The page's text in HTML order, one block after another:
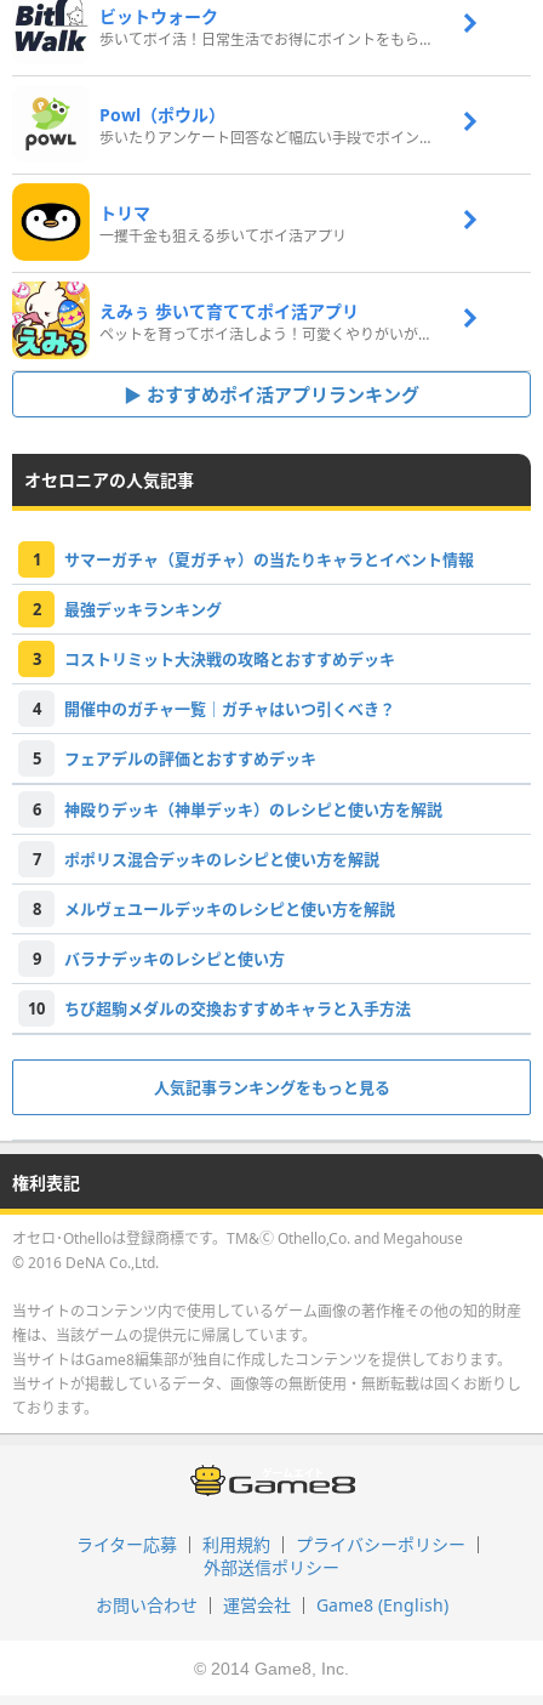
ビットウォーク
歩いてポイ活！日常生活でお得にポイントをもらおう
Powl（ポウル）
歩いたりアンケート回答など幅広い手段でポイントをゲット
トリマ
一攫千金も狙える歩いてポイ活アプリ
えみぅ 歩いて育ててポイ活アプリ
ペットを育ってポイ活しよう！可愛くやりがいがある新感覚アプリ
おすすめポイ活アプリランキング
オセロニアの人気記事
1 サマーガチャ（夏ガチャ）の当たりキャラとイベント情報
2 最強デッキランキング
3 コストリミット大決戦の攻略とおすすめデッキ
4 開催中のガチャ一覧｜ガチャはいつ引くべき？
5 フェアデルの評価とおすすめデッキ
6 神殴りデッキ（神単デッキ）のレシピと使い方を解説
7 ポポリス混合デッキのレシピと使い方を解説
8 メルヴェユールデッキのレシピと使い方を解説
9 バラナデッキのレシピと使い方
10 ちび超駒メダルの交換おすすめキャラと入手方法
人気記事ランキングをもっと見る
権利表記
オセロ･Othelloは登録商標です。TM&Ⓒ Othello,Co. and Megahouse
© 2016 DeNA Co.,Ltd.
当サイトのコンテンツ内で使用しているゲーム画像の著作権その他の知的財産
権は、当該ゲームの提供元に帰属しています。
当サイトはGame8編集部が独自に作成したコンテンツを提供しております。
当サイトが掲載しているデータ、画像等の無断使用・無断転載は固くお断りし
ております。
ライター応募 利用規約
プライバシーポリシー
外部送信ポリシー
お問い合わせ
運営会社 Game8 (English)
© 2014 Game8, Inc.